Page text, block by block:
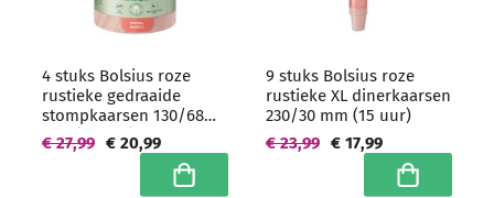
4 stuks Bolsius roze
rustieke gedraaide
stompkaarsen 130/68
mm (60 uur) -
grootverpakking
€ 20,99
€ 27,99
In winkelwagen
9 stuks Bolsius roze
rustieke XL dinerkaarsen
230/30 mm (15 uur)
€ 17,99
€ 23,99
In